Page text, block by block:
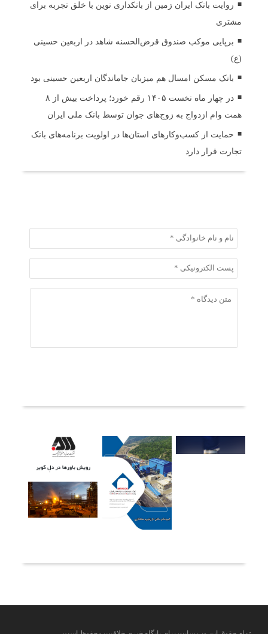
روایت بانک ایران زمین از بانکداری نوین با خلق تجربه برای
مشتری
برپایی موکب صندوق قرض‌الحسنه شاهد در اربعین حسینی
(ع)
بانک مسکن امسال هم میزبان جاماندگان اربعین حسینی بود
در چهار ماه نخست ۱۴۰۵ رقم خورد؛ پرداخت بیش از ۸
همت وام ازدواج به زوج‌های جوان توسط بانک ملی ایران
حمایت از کسب‌وکارهای استان‌ها در اولویت برنامه‌های بانک
تجارت قرار دارد